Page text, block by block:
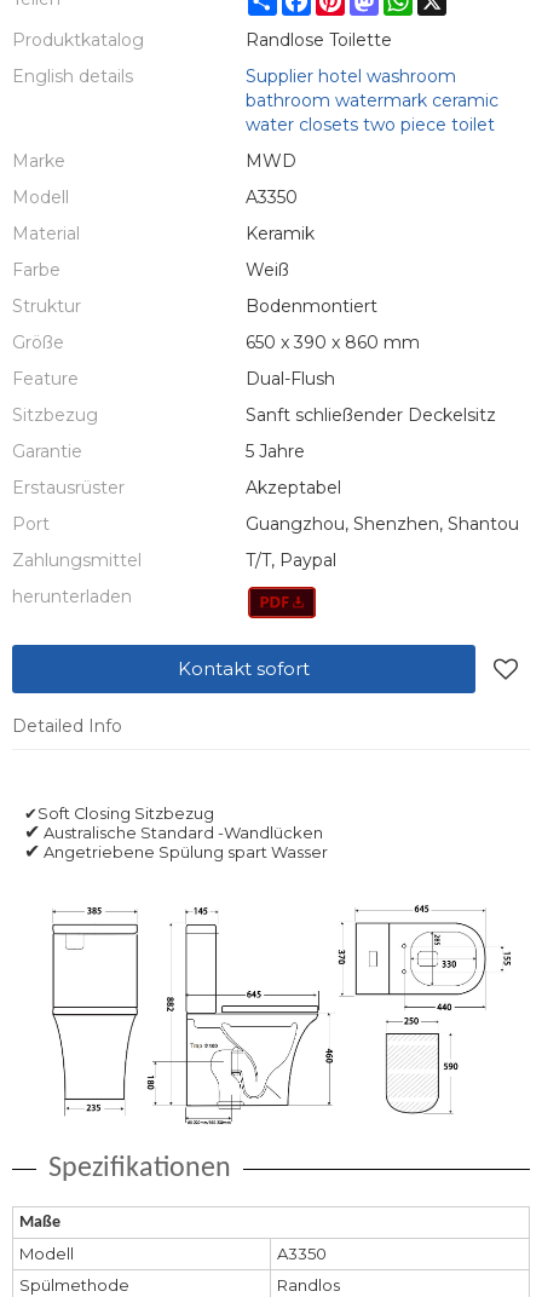
Produktkatalog
Randlose Toilette
English details
Supplier hotel washroom
bathroom watermark ceramic
water closets two piece toilet
Marke
MWD
Modell
A3350
Material
Keramik
Farbe
Weiß
Struktur
Bodenmontiert
Größe
650 x 390 x 860 mm
Feature
Dual-Flush
Sitzbezug
Sanft schließender Deckelsitz
Garantie
5 Jahre
Erstausrüster
Akzeptabel
Port
Guangzhou, Shenzhen, Shantou
Zahlungsmittel
T/T, Paypal
herunterladen
Kontakt sofort
Detailed Info
✔Soft Closing Sitzbezug
✔ Australische Standard -Wandlücken
✔ Angetriebene Spülung spart Wasser
Spezifikationen
Maße
Modell
A3350
Spülmethode
Randlos